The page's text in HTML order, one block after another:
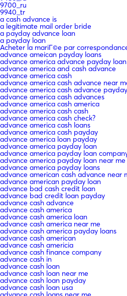
9700_ru
9940_tr
a cash advance is
a legitimate mail order bride
a payday advance loan
a payday loan
Acheter la mariГ©e par
advance ameican payday loans
advance america advance payday loan
advance america and cash advance
advance america cash
advance america cash advance near
advance america cash advance
advance america cash advances
advance america cash america
advance america cash cash
advance america cash check?
advance america cash loans
advance america cash payday
advance america loan payday
advance america payday loan
advance america payday loan
advance america payday loan near me
advance america payday loans
advance american cash advance near
advance american payday loan
advance bad cash credit loan
advance bad credit loan payday
advance cash advance
advance cash america
advance cash america loan
advance cash america near me
advance cash america payday loans
advance cash american
advance cash americia
advance cash finance company
advance cash in
advance cash loan
advance cash loan near me
advance cash loan payday
advance cash loan usa